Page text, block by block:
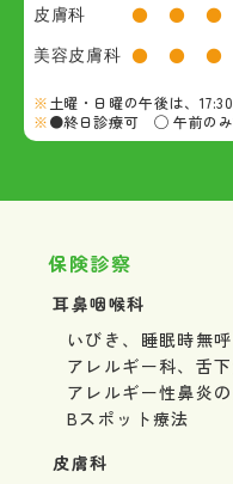
皮膚科
● ● ●
美容皮膚科 ● ● ●
土曜・日曜の午後は、
●終日診療可 ◯ 午前のみ
保険診察
耳鼻咽喉科
いびき、睡眠時無
アレルギー科、舌
アレルギー性鼻炎
Bスポット療法
皮膚科